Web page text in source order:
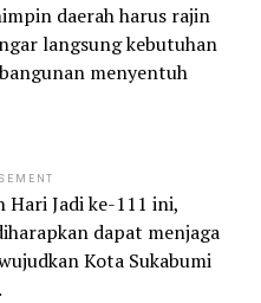
daerah harus rajin
langsung kebutuhan
menyentuh
Jadi ke-111 ini,
dapat menjaga
Kota Sukabumi